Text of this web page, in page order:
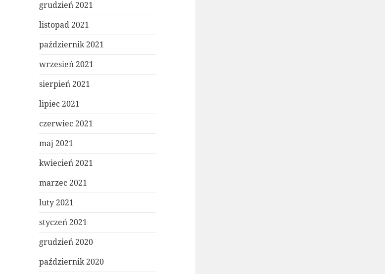
grudzień 2021
listopad 2021
październik 2021
wrzesień 2021
sierpień 2021
lipiec 2021
czerwiec 2021
maj 2021
kwiecień 2021
marzec 2021
luty 2021
styczeń 2021
grudzień 2020
październik 2020